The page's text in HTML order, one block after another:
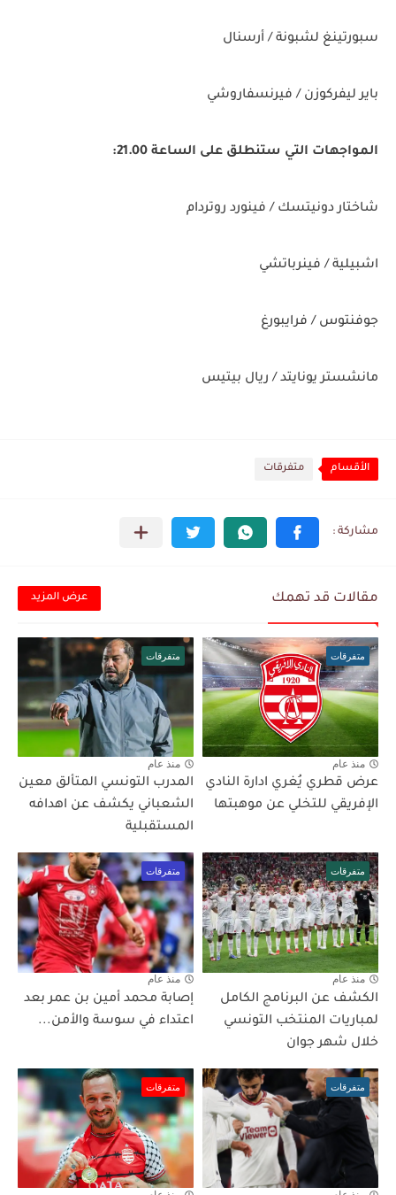
سبورتينغ لشبونة / أرسنال
باير ليفركوزن / فيرنسفاروشي
المواجهات التي ستنطلق على الساعة 21.00:
شاختار دونيتسك / فينورد روتردام
اشبيلية / فينرباتشي
جوفنتوس / فرايبورغ
مانشستر يونايتد / ريال بيتيس
الأقسام متفرقات
مقالات قد تهمك عرض المزيد
متفرقات
منذ عام
عرض قطري يُغري ادارة النادي
الإفريقي للتخلي عن موهبتها
متفرقات
منذ عام
المدرب التونسي المتألق معين
الشعباني يكشف عن اهدافه
المستقبلية
متفرقات
منذ عام
الكشف عن البرنامج الكامل
لمباريات المنتخب التونسي
خلال شهر جوان
متفرقات
منذ عام
إصابة محمد أمين بن عمر بعد
اعتداء في سوسة والأمن...
متفرقات متفرقات